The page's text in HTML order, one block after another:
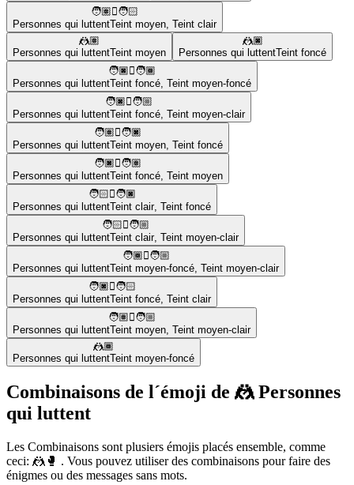
🧑🏽‍🫯‍🧑🏻
Personnes qui luttentTeint moyen Teint clair
🤼🏽
Personnes qui luttentTeint moyen
🤼🏿
Personnes qui luttentTeint foncé
🧑🏿‍🫯‍🧑🏾
Personnes qui luttentTeint foncé Teint moyen-foncé
🧑🏿‍🫯‍🧑🏼
Personnes qui luttentTeint foncé Teint moyen-clair
🧑🏽‍🫯‍🧑🏿
Personnes qui luttentTeint moyen Teint foncé
🧑🏿‍🫯‍🧑🏽
Personnes qui luttentTeint foncé Teint moyen
🧑🏻‍🫯‍🧑🏿
Personnes qui luttentTeint clair, Teint foncé
🧑🏻‍🫯‍🧑🏼
Personnes qui luttentTeint clair, Teint moyen-clair
🧑🏾‍🫯‍🧑🏼
Personnes qui luttentTeint moyen-foncé Teint moyen-clair
🧑🏿‍🫯‍🧑🏻
Personnes qui luttentTeint foncé Teint clair
🧑🏽‍🫯‍🧑🏼
Personnes qui luttentTeint moyen Teint moyen-clair
🤼🏾
Personnes qui luttentTeint moyen-foncé
Combinaisons de l´émoji de 🤼 Personnes
qui luttent
Les Combinaisons sont plusiers émojis placés ensemble, comme
ceci: 🤼🥊 . Vous pouvez utiliser des combinaisons pour faire des
énigmes ou des messages sans mots.